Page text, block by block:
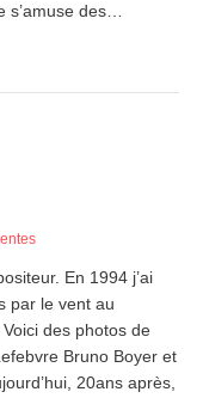
des…
En 1994 j’ai
par le vent au
des photos de
Bruno Boyer et
20ans après,